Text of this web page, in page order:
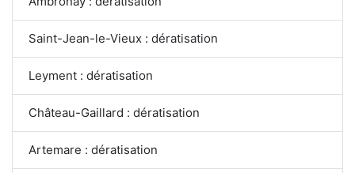
Saint-Jean-le-Vieux : dératisation
Leyment : dératisation
Château-Gaillard : dératisation
Artemare : dératisation